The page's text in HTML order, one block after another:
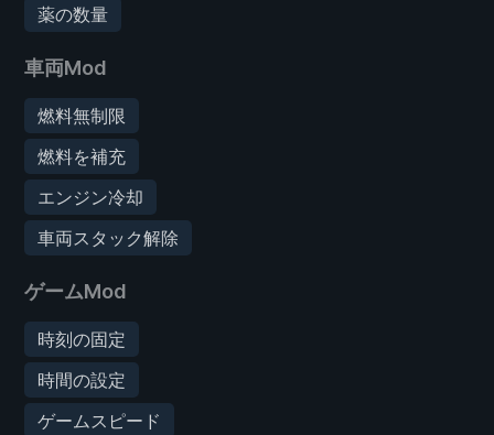
薬の数量
車両Mod
燃料無制限
燃料を補充
エンジン冷却
車両スタック解除
ゲームMod
時刻の固定
時間の設定
ゲームスピード